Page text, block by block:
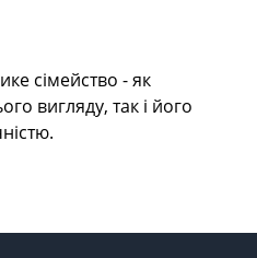
сімейство - як
вигляду, так і його